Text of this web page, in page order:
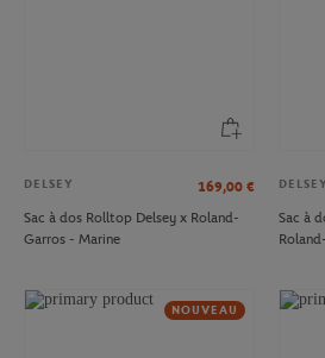
DELSEY 169,00 €
Sac à dos Rolltop Delsey x Roland-
Garros - Marine
DELSEY
Sac à
NOUVEAU